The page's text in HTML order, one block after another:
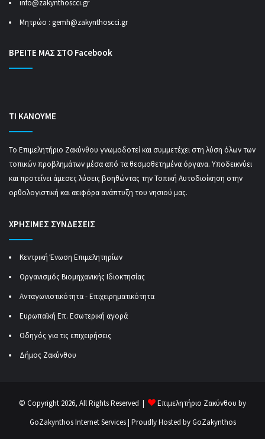
info@zakynthoscci.gr
Μητρώο : gemh@zakynthoscci.gr
ΒΡΕΙΤΕ ΜΑΣ ΣΤΟ Facebook
ΤΙ ΚΑΝΟΥΜΕ
Το Επιμελητήριο Ζακύνθου γνωμοδοτεί και συμμετέχει στη λύση όλων των
τοπικών προβλημάτων μέσα από τα θεσμοθετημένα όργανα. Υποδεικνύει
και προτείνει άμεσες λύσεις βοηθώντας την Τοπική Αυτοδιοίκηση στην
ορθολογιστική και αειφόρα ανάπτυξη του νησιού μας.
ΧΡΗΣΙΜΕΣ ΣΥΝΔΕΣΕΙΣ
Κεντρική Ένωση Επιμελητηρίων
Οργανισμός Βιομηχανικής Ιδιοκτησίας
Ανταγωνιστικότητα - Επιχειρηματικότητα
Ευρωπαϊκή Επ. Εσωτερική αγορά
Οδηγός για τις επιχειρήσεις
Δήμος Ζακύνθου
© Copyright 2026, All Rights Reserved |
Επιμελητήριο Ζακύνθου by
GoZakynthos Internet Services| Proudly Hosted byGoZakynthos